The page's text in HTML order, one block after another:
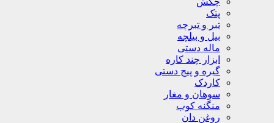
پتک
تبر و تبرچه
بیل و بیلچه
ماله دستی
ابزار چند کاره
گیره و پیج دستی
کاردک
سوهان و مغار
منگنه کوب
روغن دان